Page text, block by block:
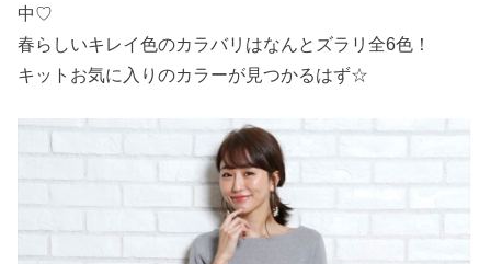
中♡
春らしいキレイ色のカラバリはなんとズラリ全6色！
キットお気に入りのカラーが見つかるはず☆